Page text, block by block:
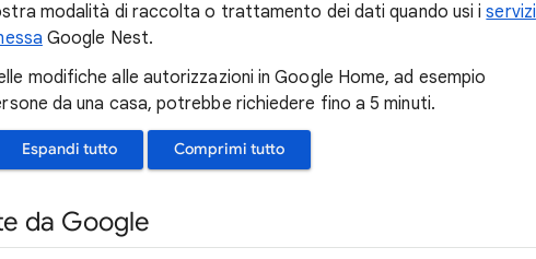
modalità di raccolta o trattamento dei dati quando usi iservizi
Google Nest.
modifiche alle autorizzazioni in Google Home, ad esempio
da una casa, potrebbe richiedere fino a 5 minuti.
Espandi tutto Comprimi tutto
da Google